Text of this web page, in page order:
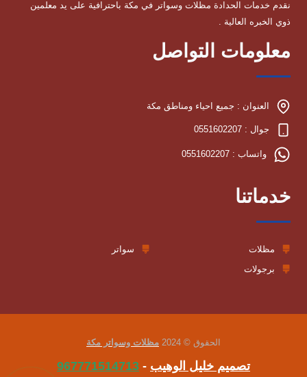
نقدم خدمات الحدادة مظلات وسواتر في مكة باحترافية على يد معلمين
ذوي الخبره العالية .
معلومات التواصل
العنوان : جميع احياء ومناطق مكة
جوال : 0551602207
واتساب : 0551602207
خدماتنا
مظلات
سواتر
برجولات
الحقوق © 2024 مظلات وسواتر مكة
تصميم خليل الوهيب -
967771514713